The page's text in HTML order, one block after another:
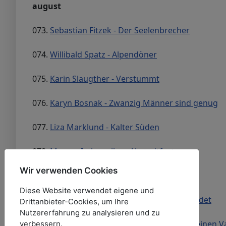
august
073. Sebastian Fitzek - Der Seelenbrecher
074. Willibald Spatz - Alpendöner
075. Karin Slaugther - Verstummt
076. Karyn Bosnak - Zwanzig Männer sind genug
077. Liza Marklund - Kalter Süden
078.Marcus Imbsweiler - Altstadtfest
079. Carly Phillips - Der letzte Kuss
080.M. J. Davidson - Biss der Tod euch scheidet
Wir verwenden Cookies
Diese Website verwendet eigene und
Drittanbieter-Cookies, um Ihre
Nutzererfahrung zu analysieren und zu
verbessern.